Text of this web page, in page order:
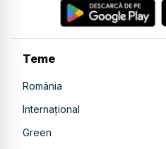
Teme
România
Internațional
Green